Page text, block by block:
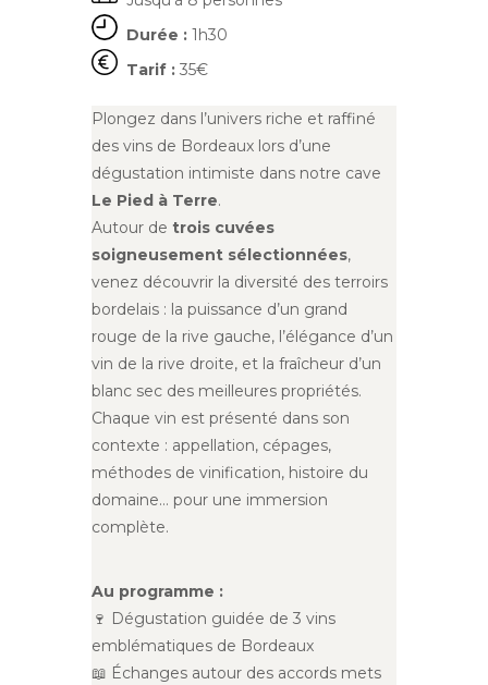
Durée : 1h30
Tarif : 35€
Plongez dans l’univers riche et raffiné
des vins de Bordeaux lors d’une
dégustation intimiste dans notre cave
Le Pied à Terre.
Autour de trois cuvées
soigneusement sélectionnées,
venez découvrir la diversité des terroirs
bordelais : la puissance d’un grand
rouge de la rive gauche, l’élégance d’un
vin de la rive droite, et la fraîcheur d’un
blanc sec des meilleures propriétés.
Chaque vin est présenté dans son
contexte : appellation, cépages,
méthodes de vinification, histoire du
domaine… pour une immersion
complète.
Au programme :
🍷 Dégustation guidée de 3 vins
emblématiques de Bordeaux
📖 Échanges autour des accords mets